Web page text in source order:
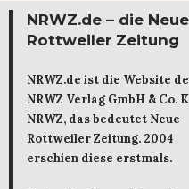
NRWZ.de – die Neue
Rottweiler Zeitung
NRWZ.de ist die Website
NRWZ Verlag GmbH & Co.
NRWZ, das bedeutet Neue
Rottweiler Zeitung. 2004
erschien diese erstmals.